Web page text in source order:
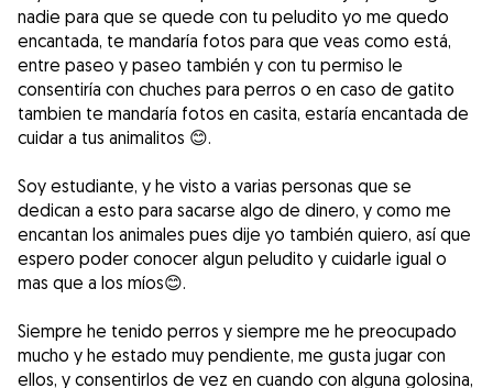
nadie para que se quede con tu peludito yo me quedo
encantada, te mandaría fotos para que veas como está,
entre paseo y paseo también y con tu permiso le
consentiría con chuches para perros o en caso de gatito
tambien te mandaría fotos en casita, estaría encantada de
cuidar a tus animalitos 😊.
Soy estudiante, y he visto a varias personas que se
dedican a esto para sacarse algo de dinero, y como me
encantan los animales pues dije yo también quiero, así que
espero poder conocer algun peludito y cuidarle igual o
mas que a los míos😊.
Siempre he tenido perros y siempre me he preocupado
mucho y he estado muy pendiente, me gusta jugar con
ellos, y consentirlos de vez en cuando con alguna golosina,